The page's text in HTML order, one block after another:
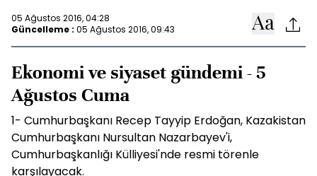
05 Ağustos 2016, 04:28
Güncelleme : 05 Ağustos 2016, 09:43
Ekonomi ve siyaset gündemi - 5
Ağustos Cuma
1- Cumhurbaşkanı Recep Tayyip Erdoğan, Kazakistan
Cumhurbaşkanı Nursultan Nazarbayev'i,
Cumhurbaşkanlığı Külliyesi'nde resmi törenle
karşılayacak.